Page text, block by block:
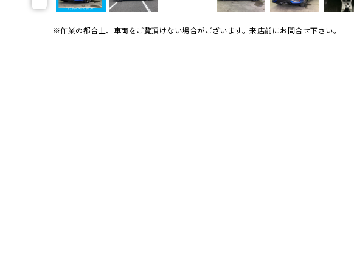
※作業の都合上、車両をご覧頂けない場合がございます。来店前にお問合せ下さい。